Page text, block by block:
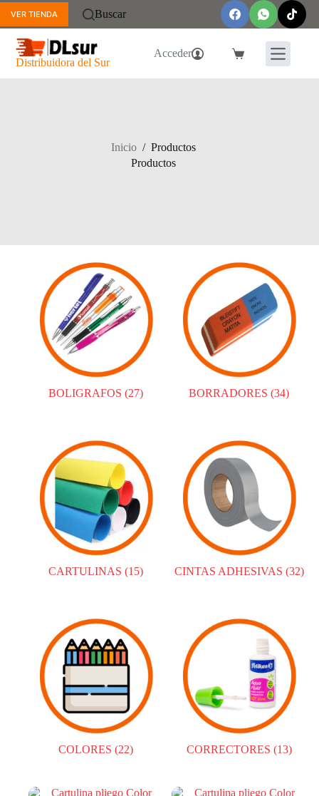
Saltar
contenido
VER TIENDA Buscar
Distribuidora del Sur
Acceder
Carro
Inicio / Productos
Productos
BOLIGRAFOS(27) BORRADORES(34)
CARTULINAS(15) CINTAS ADHESIVAS (32)
COLORES(22) CORRECTORES (13)